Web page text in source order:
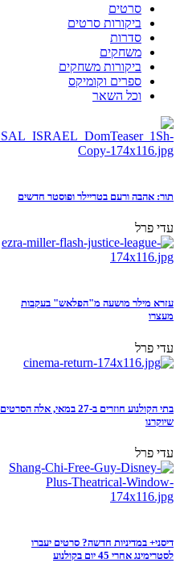
סרטים
ביקורות סרטים
סדרות
משחקים
ביקורות משחקים
ספרים וקומיקס
וכל השאר
תור: אהבה ורעם בטריילר ופוסטר חדשים
עדי פרל
עזרא מילר מושעה מ"הפלאש" בעקבות
מעצרו
עדי פרל
בתי הקולנוע חוזרים ב-27 במאי, אלה הסרטים
שיוקרנו
עדי פרל
דיסני+ במדיניות חדשה? סרטים יעברו
לסטרימינג אחרי 45 יום בקולנוע